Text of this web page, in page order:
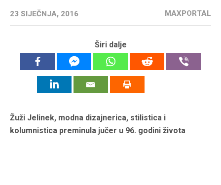
23 SIJEČNJA, 2016 MAXPORTAL
Širi dalje
Žuži Jelinek, modna dizajnerica, stilistica i
kolumnistica preminula jučer u 96. godini života